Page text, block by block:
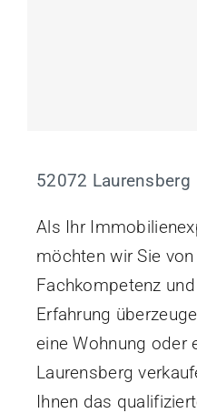
52072 Laurensberg
Als Ihr
möchten wir Sie
Fachkompetenz
Erfahrung
eine Wohnung oder
Laurensberg
Ihnen das